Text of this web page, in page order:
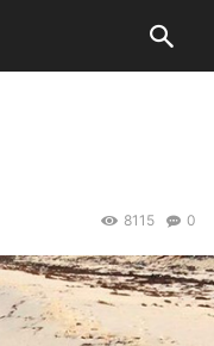
0
8115